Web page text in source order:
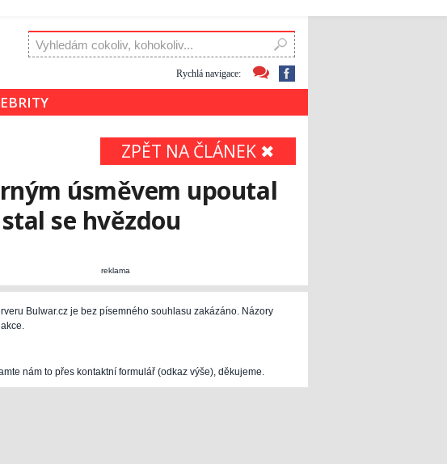
Rychlá navigace:
ZPĚT NA ČLÁNEK ✖
úsměvem upoutal
se hvězdou
reklama
Bulwar.cz je bez písemného souhlasu zakázáno. Názory
nám to přes kontaktní formulář (odkaz výše), děkujeme.